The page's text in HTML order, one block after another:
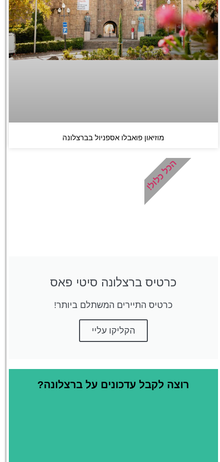
מוזיאון פואבלו אספניול בברצלונה
כרטיס ברצלונה סיטי פאס
כרטיס התיירים המשתלם ביותר!
הקליקו עליי
הכל כלול!
רוצה לקבל עדכונים על ברצלונה?